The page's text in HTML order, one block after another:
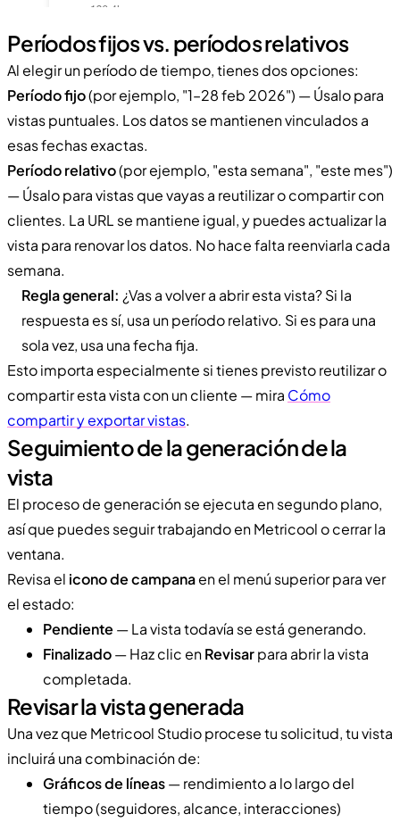
Períodos fijos vs. períodos relativos
Al elegir un período de tiempo, tienes dos opciones:
Período fijo(por ejemplo, "1–28 feb 2026") — Úsalo para
vistas puntuales. Los datos se mantienen vinculados a
esas fechas exactas.
Período relativo(por ejemplo, "esta semana", "este mes")
— Úsalo para vistas que vayas a reutilizar o compartir con
clientes. La URL se mantiene igual, y puedes actualizar la
vista para renovar los datos. No hace falta reenviarla cada
semana.
Regla general: ¿Vas a volver a abrir esta vista? Si la
respuesta es sí, usa un período relativo. Si es para una
sola vez, usa una fecha fija.
Esto importa especialmente si tienes previsto reutilizar o
compartir esta vista con un cliente — mira Cómo
compartir y exportar vistas.
Seguimiento de la generación de la
vista
El proceso de generación se ejecuta en segundo plano,
así que puedes seguir trabajando en Metricool o cerrar la
ventana.
Revisa el icono de campanaen el menú superior para ver
el estado:
Pendiente — La vista todavía se está generando.
Finalizado— Haz clic enRevisarpara abrir la vista
completada.
Revisar la vista generada
Una vez que Metricool Studio procese tu solicitud, tu vista
incluirá una combinación de:
Gráficos de líneas— rendimiento a lo largo del
tiempo (seguidores, alcance, interacciones)